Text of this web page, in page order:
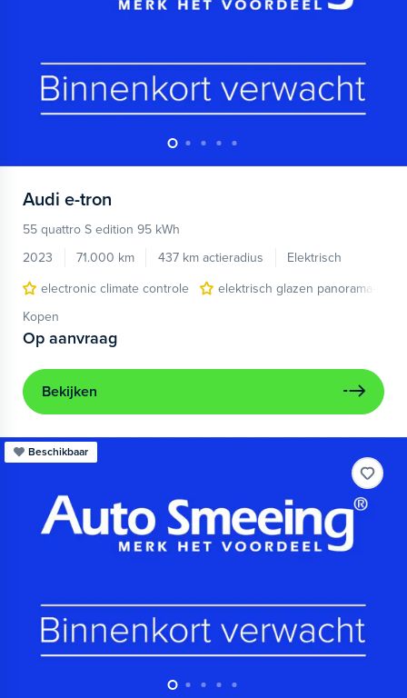
Audi e-tron
55 quattro S edition 95 kWh
2023
71.000 km 437 km actieradius
Elektrisch
electronic climate controle
elektrisch glazen panorama-dak
Kopen
Op aanvraag
Bekijken
Beschikbaar